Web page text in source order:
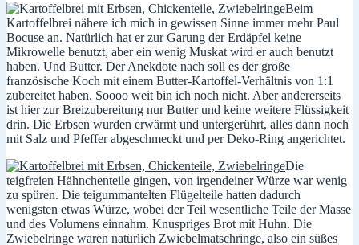
Beim
Kartoffelbrei nähere ich mich in gewissen Sinne immer mehr Paul
Bocuse an. Natürlich hat er zur Garung der Erdäpfel keine
Mikrowelle benutzt, aber ein wenig Muskat wird er auch benutzt
haben. Und Butter. Der Anekdote nach soll es der große
französische Koch mit einem Butter-Kartoffel-Verhältnis von 1:1
zubereitet haben. Soooo weit bin ich noch nicht. Aber andererseits
ist hier zur Breizubereitung nur Butter und keine weitere Flüssigkeit
drin. Die Erbsen wurden erwärmt und untergerührt, alles dann noch
mit Salz und Pfeffer abgeschmeckt und per Deko-Ring angerichtet.
Die
teigfreien Hähnchenteile gingen, von irgendeiner Würze war wenig
zu spüren. Die teigummantelten Flügelteile hatten dadurch
wenigsten etwas Würze, wobei der Teil wesentliche Teile der Masse
und des Volumens einnahm. Knuspriges Brot mit Huhn. Die
Zwiebelringe waren natürlich Zwiebelmatschringe, also ein süßes